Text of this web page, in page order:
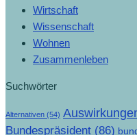
Wirtschaft
Wissenschaft
Wohnen
Zusammenleben
Suchwörter
Alternativen (54)
Bundespräsident (86)